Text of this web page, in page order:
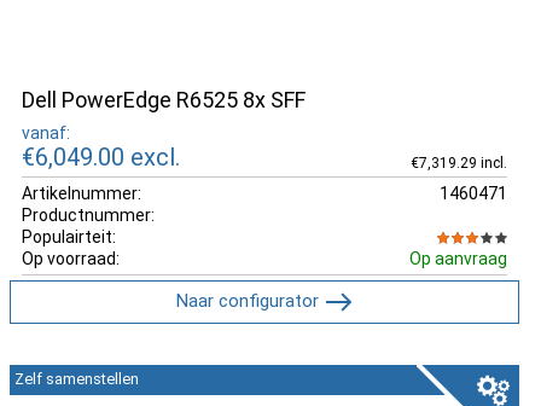
Dell PowerEdge R6525 8x SFF
vanaf:
€6,049.00 excl. €7,319.29 incl.
Artikelnummer:
1460471
Productnummer:
Populairteit:
Op voorraad:
Op aanvraag
Naar configurator
Zelf samenstellen